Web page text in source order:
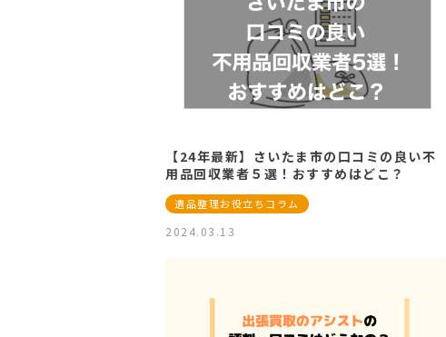
【24年最新】さいたま市の口コミの良い不
用品回収業者５選！おすすめはどこ？
遺品整理お役立ちコラム
2024.03.13